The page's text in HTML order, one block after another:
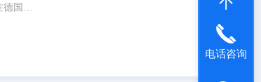
国工
拿报
扣，确
电话咨询